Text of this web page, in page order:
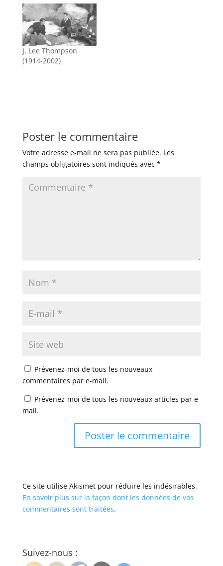
J. Lee Thompson
(1914-2002)
Poster le commentaire
Votre adresse e-mail ne sera pas publiée. Les
champs obligatoires sont indiqués avec *
Prévenez-moi de tous les nouveaux
commentaires par e-mail.
Prévenez-moi de tous les nouveaux articles par e-
mail.
Ce site utilise Akismet pour réduire les indésirables.
En savoir plus sur la façon dont les données de vos
commentaires sont traitées.
Suivez-nous :